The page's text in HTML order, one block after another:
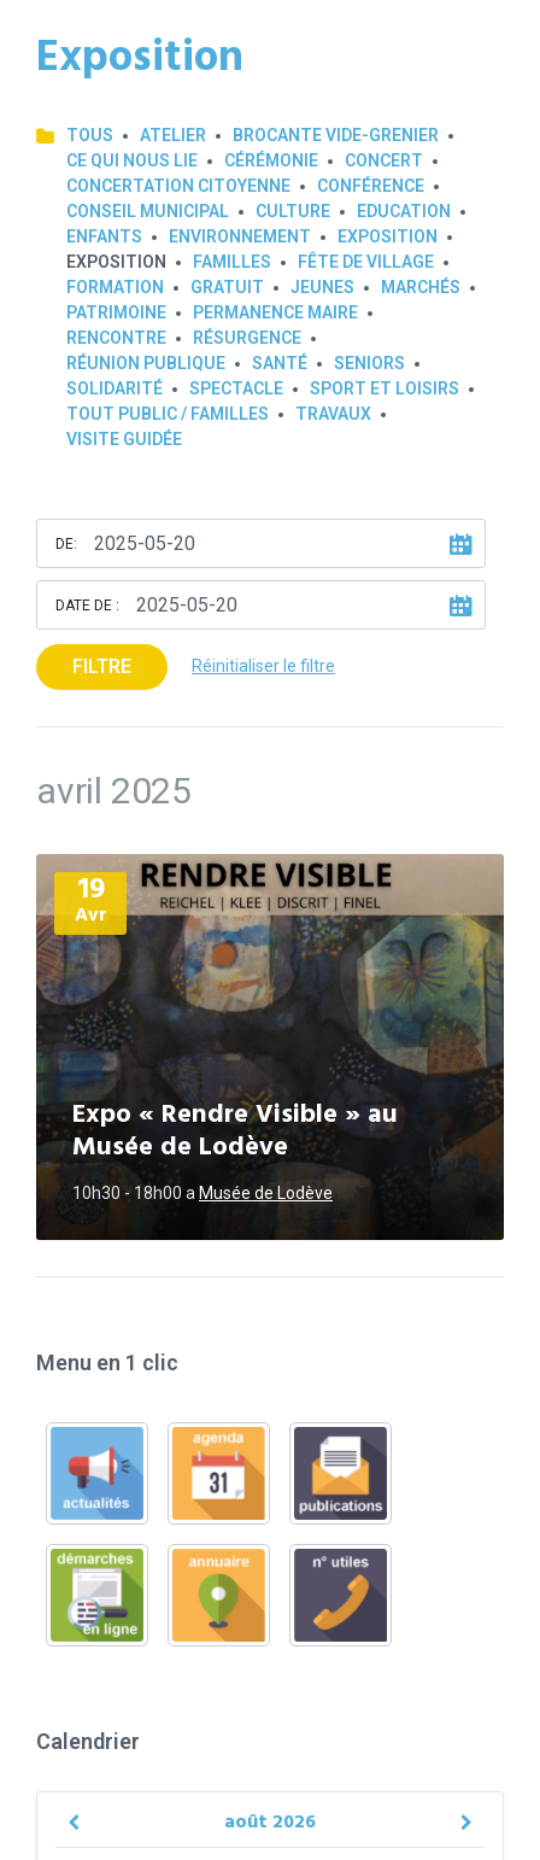
Exposition
TOUS ATELIER
BROCANTE VIDE-GRENIER
CE QUI NOUS LIE
CÉRÉMONIE
CONCERT
CONCERTATION CITOYENNE
CONFÉRENCE
CONSEIL MUNICIPAL
CULTURE
EDUCATION
ENFANTS
ENVIRONNEMENT
EXPOSITION
EXPOSITION
FAMILLES
FÊTE DE VILLAGE
FORMATION
GRATUIT JEUNES
MARCHÉS
PATRIMOINE
PERMANENCE MAIRE
RENCONTRE
RÉSURGENCE
RÉUNION PUBLIQUE
SANTÉ
SENIORS
SOLIDARITÉ
SPECTACLE
SPORT ET LOISIRS
TOUT PUBLIC / FAMILLES
TRAVAUX
VISITE GUIDÉE
DE:
DATE DE :
FILTRE Réinitialiser le filtre
avril 2025
19
Avr
Expo « Rendre Visible » au
Musée de Lodève
10h30 - 18h00a Musée de Lodève
Plus
d'informations
Menu en 1 clic
Calendrier
août 2026
Previous